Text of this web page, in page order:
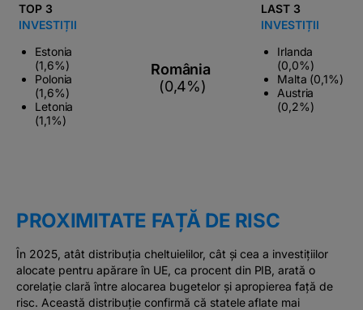
TOP 3
INVESTIȚII
Estonia
(1,6%)
Polonia
(1,6%)
Letonia
(1,1%)
România
(0,4%)
LAST 3
INVESTIȚII
Irlanda
(0,0%)
Malta (0,1%)
Austria
(0,2%)
PROXIMITATE FAȚĂ DE RISC
În 2025, atât distribuția cheltuielilor, cât și cea a investițiilor
alocate pentru apărare în UE, ca procent din PIB, arată o
corelație clară între alocarea bugetelor și apropierea față de
risc. Această distribuție confirmă că statele aflate mai